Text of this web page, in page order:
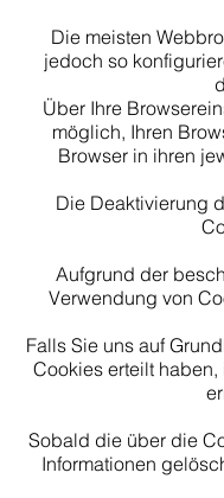
Die meisten
jedoch so
Über Ihre
möglich, Ihren
Browser in ihren
Die Deaktivierung
Aufgrund der
Verwendung von
Falls Sie uns auf
Cookies erteilt
Sobald die über die
Informationen